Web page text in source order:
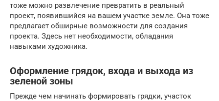
тоже можно развлечение превратить в реальный
проект, появившийся на вашем участке земле. Она тоже
предлагает обширные возможности для создания
проекта. Здесь нет необходимости, обладания
навыками художника.
Оформление грядок, входа и выхода из
зеленой зоны
Прежде чем начинать формировать грядки, участок